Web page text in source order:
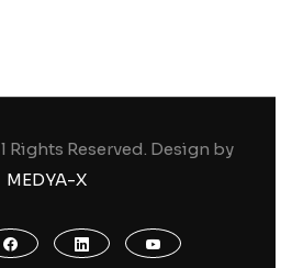
Rights Reserved. Design by
MEDYA-X